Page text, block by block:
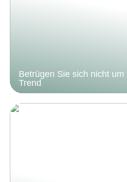
Betrügen Sie sich nicht um
Trend